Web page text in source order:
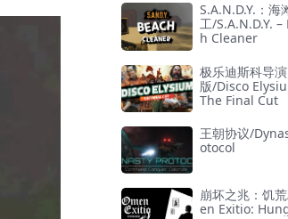
S.A.N.D.Y.：海
工/S.A.N.D.Y. –
h Cleaner
极乐迪斯科导
版/Disco
The Final Cut
王朝协议/
otocol
崩坏之兆：饥
en Exitio: